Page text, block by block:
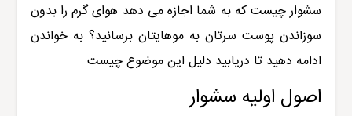
سشوار چیست که به شما اجازه می دهد هوای گرم را بدون
سوزاندن پوست سرتان به موهایتان برسانید؟ به خواندن
ادامه دهید تا دریابید دلیل این موضوع چیست
اصول اولیه سشوار